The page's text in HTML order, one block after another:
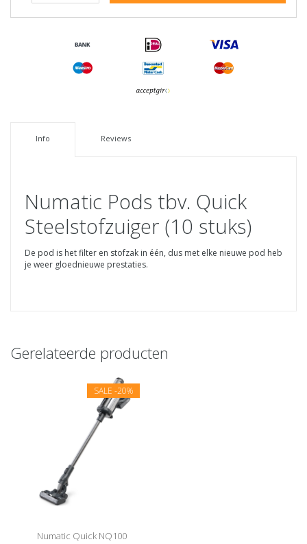
Info Reviews
Numatic Pods tbv. Quick
Steelstofzuiger (10 stuks)
De pod is het filter en stofzak in één, dus met elke nieuwe pod heb
je weer gloednieuwe prestaties.
Gerelateerde producten
SALE -20%
Numatic Quick NQ100